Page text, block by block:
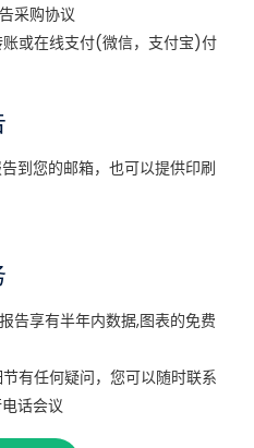
采购协议
或在线支付(微信，支付宝)付
到您的邮箱，也可以提供印刷
告享有半年内数据,图表的免费
有任何疑问，您可以随时联系
话会议